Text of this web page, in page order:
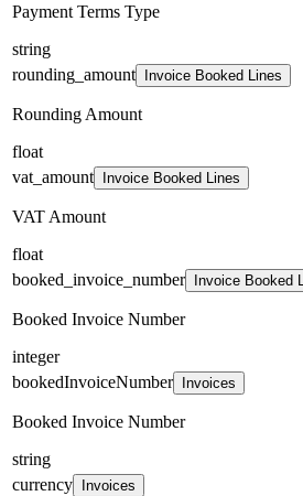
Payment Terms Type
string
rounding_amount
Invoice Booked Lines
Rounding Amount
float
vat_amount
Invoice Booked Lines
VAT Amount
float
booked_invoice_number
Invoice Booked
Booked Invoice Number
integer
bookedInvoiceNumber
Invoices
Booked Invoice Number
string
currency
Invoices